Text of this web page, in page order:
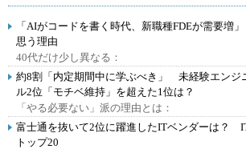
「AIがコードを書く時代、新職種FDEが需要増
思う理由
40代だけ少し異なる：
約8割「内定期間中に学ぶべき」 未経験エンジ
ル2位「モチベ維持」を超えた1位は？
「やる必要ない」派の理由とは：
富士通を抜いて2位に躍進したITベンダーは？
トップ20